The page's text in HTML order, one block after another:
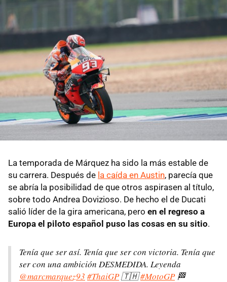
La temporada de Márquez ha sido la más estable de
su carrera. Después de la caída en Austin, parecía que
se abría la posibilidad de que otros aspirasen al título,
sobre todo Andrea Dovizioso. De hecho el de Ducati
salió líder de la gira americana, pero en el regreso a
Europa el piloto español puso las cosas en su sitio.
Tenía que ser así. Tenía que ser con victoria. Tenía que
ser con una ambición DESMEDIDA. Leyenda
@marcmarquez93 #ThaiGP🇹🇭#MotoGP🏁